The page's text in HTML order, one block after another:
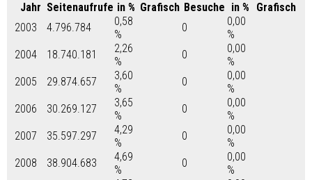
Jahr Seitenaufrufe in % Grafisch Besuche in %
Grafisch
2003
4.796.784
0,58
%
0
0,00
%
2004
18.740.181
2,26
%
0
0,00
%
2005
29.874.657
3,60
%
0
0,00
%
2006
30.269.127
3,65
%
0
0,00
%
2007
35.597.297
4,29
%
0
0,00
%
2008
38.904.683
4,69
%
0
0,00
%